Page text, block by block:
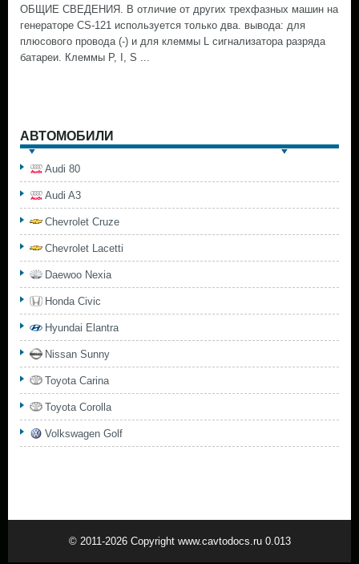
ОБЩИЕ СВЕДЕНИЯ. В отличие от других трехфазных машин на
генераторе CS-121 используется только два. вывода: для
плюсового провода (-) и для клеммы L сигнализатора разряда
батареи. Клеммы Р, I, S ...
АВТОМОБИЛИ
Audi 80
Audi A3
Chevrolet Cruze
Chevrolet Lacetti
Daewoo Nexia
Honda Civic
Hyundai Elantra
Nissan Sunny
Toyota Carina
Toyota Corolla
Volkswagen Golf
© 2011-2026 Copyright www.cavtodocs.ru 0.013